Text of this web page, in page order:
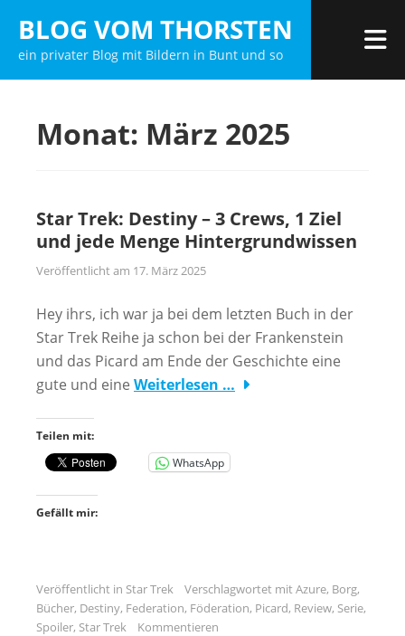
Inhalt
springen
BLOG VOM THORSTEN
ein privater Blog mit Bildern in Bunt und so
Monat: März 2025
Star Trek: Destiny – 3 Crews, 1 Ziel
und jede Menge Hintergrundwissen
Veröffentlicht am 17. März 2025
Hey ihrs, ich war ja bei dem letzten Buch in der
Star Trek Reihe ja schon bei der Frankenstein
und das Picard am Ende der Geschichte eine
gute und eine Weiterlesen …
Teilen mit:
WhatsApp
Gefällt mir:
Veröffentlicht in Star Trek Verschlagwortet mitAzure, Borg,
Bücher, Destiny, Federation, Föderation, Picard, Review, Serie,
Spoiler, Star Trek Kommentieren